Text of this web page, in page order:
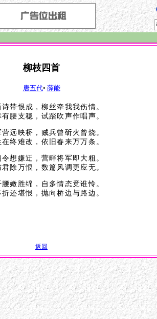
柳枝四首
唐五代• 薛能
带恨成，柳丝牵我我伤情。
腰支稳，试踏吹声作唱声。
远映桥，贼兵曾斫火曾烧。
在终难改，依旧春来万万条。
想嫌迂，营畔将军即大粗。
君除万恨，数篇风调更应无。
嫩胜绵，自多情态竟谁怜。
还堪恨，抛向桥边与路边。
返回